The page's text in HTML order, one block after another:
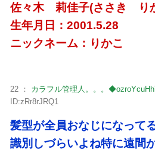
佐々木 莉佳子(ささき り
生年月日：2001.5.28
ニックネーム：りかこ
22 ： カラフル管理人。。。
ID:zRr8rJRQ1
髪型が全員おなじになって
識別しづらいよね特に遠間